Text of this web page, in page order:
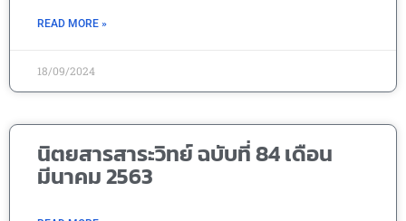
READ MORE »
18/09/2024
นิตยสารสาระวิทย์ ฉบับที่ 84 เดือน
มีนาคม 2563